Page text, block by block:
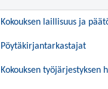
Kokouksen laillisuus ja
Pöytäkirjantarkastajat
Kokouksen työjärjestyksen